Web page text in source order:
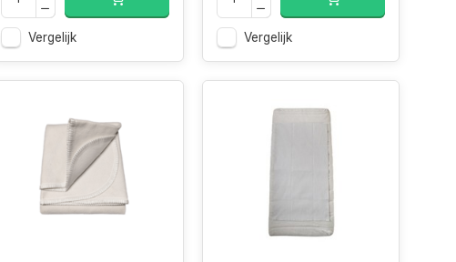
Vergelijk Vergelijk